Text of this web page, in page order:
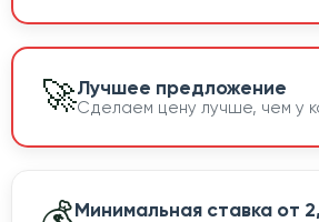
🚀Лучшее предложение
Сделаем цену лучше, чем у
Минимальная ставка от